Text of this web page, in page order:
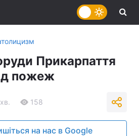
Прикарпаття
пожеж
158
на нас в Google